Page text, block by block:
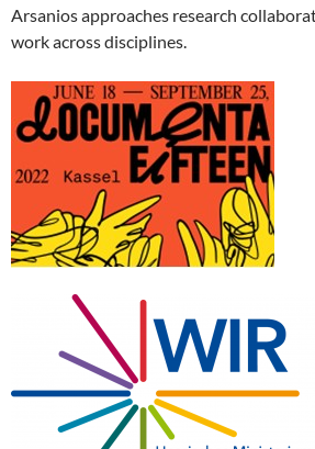
Arsanios approaches research
work across disciplines.